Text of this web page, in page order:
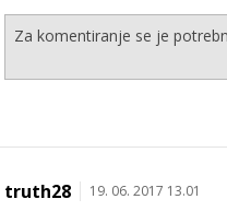
truth28 19. 06. 2017 13.01